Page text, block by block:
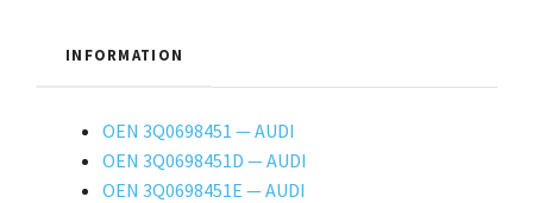
INFORMATION
OEN 3Q0698451 — AUDI
OEN 3Q0698451D — AUDI
OEN 3Q0698451E — AUDI